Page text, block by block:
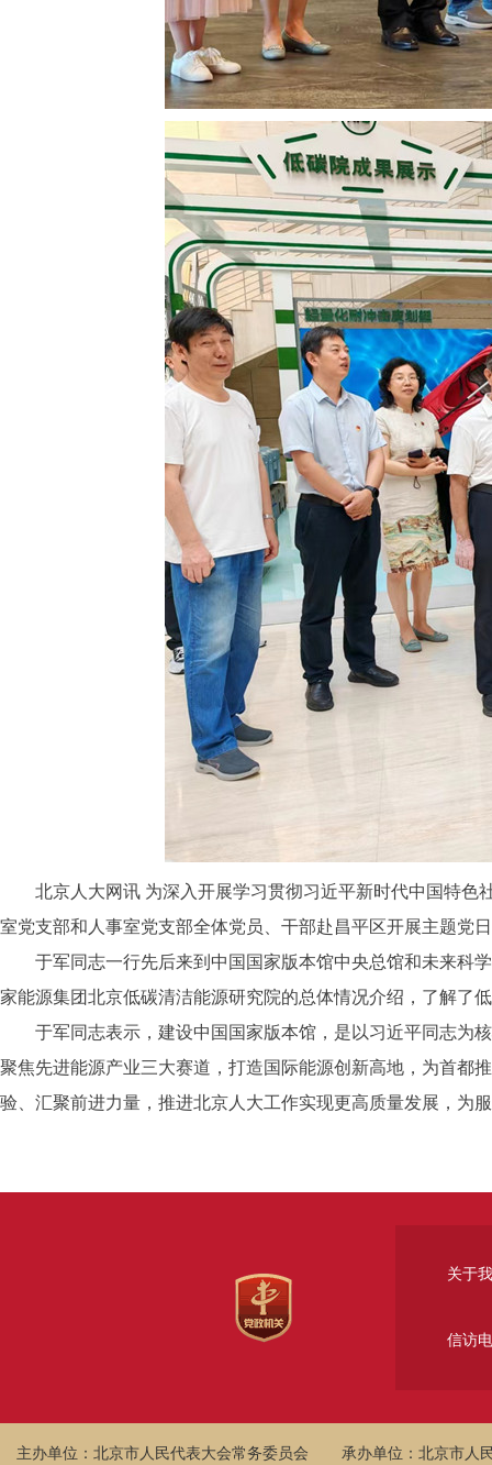
北京人大网讯 为深入开展学习贯彻习近平新时代中国特色
室党支部和人事室党支部全体党员、干部赴昌平区开展主题党
于军同志一行先后来到中国国家版本馆中央总馆和未来科学
家能源集团北京低碳清洁能源研究院的总体情况介绍，了解了
于军同志表示，建设中国国家版本馆，是以习近平同志为核
聚焦先进能源产业三大赛道，打造国际能源创新高地，为首都
验、汇聚前进力量，推进北京人大工作实现更高质量发展，为
关于
信访
主办单位：北京市人民代表大会常务委员会 承办单位：北京市人